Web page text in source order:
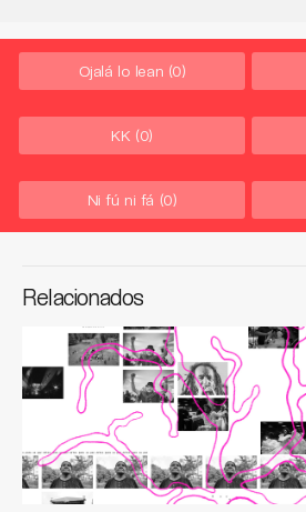
Ojalá lo lean (0)
KK (0)
Ni fú ni fá (0)
Relacionados